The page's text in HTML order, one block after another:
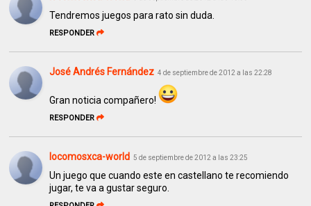
Tendremos juegos para rato sin duda.
RESPONDER
José Andrés Fernández 4 de septiembre de 2012 a las 22:28
Gran noticia compañero!
RESPONDER
locomosxca-world 5 de septiembre de 2012 a las 23:25
Un juego que cuando este en castellano te recomiendo
jugar, te va a gustar seguro.